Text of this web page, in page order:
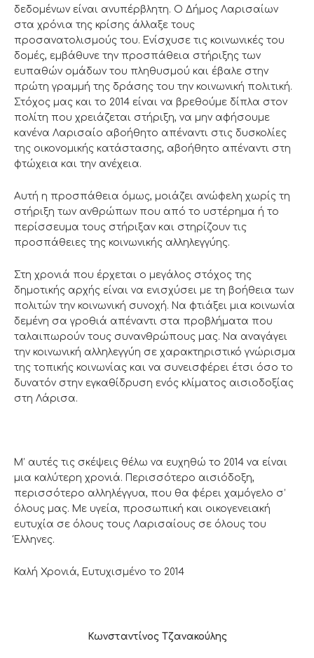
δεδομένων είναι ανυπέρβλητη. Ο Δήμος Λαρισαίων
στα χρόνια της κρίσης άλλαξε τους
προσανατολισμούς του. Ενίσχυσε τις κοινωνικές του
δομές, εμβάθυνε την προσπάθεια στήριξης των
ευπαθών ομάδων του πληθυσμού και έβαλε στην
πρώτη γραμμή της δράσης του την κοινωνική πολιτική.
Στόχος μας και το 2014 είναι να βρεθούμε δίπλα στον
πολίτη που χρειάζεται στήριξη, να μην αφήσουμε
κανένα Λαρισαίο αβοήθητο απέναντι στις δυσκολίες
της οικονομικής κατάστασης, αβοήθητο απέναντι στη
φτώχεια και την ανέχεια.
Αυτή η προσπάθεια όμως, μοιάζει ανώφελη χωρίς τη
στήριξη των ανθρώπων που από το υστέρημα ή το
περίσσευμα τους στήριξαν και στηρίζουν τις
προσπάθειες της κοινωνικής αλληλεγγύης.
Στη χρονιά που έρχεται ο μεγάλος στόχος της
δημοτικής αρχής είναι να ενισχύσει με τη βοήθεια των
πολιτών την κοινωνική συνοχή. Να φτιάξει μια κοινωνία
δεμένη σα γροθιά απέναντι στα προβλήματα που
ταλαιπωρούν τους συνανθρώπους μας. Να αναγάγει
την κοινωνική αλληλεγγύη σε χαρακτηριστικό γνώρισμα
της τοπικής κοινωνίας και να συνεισφέρει έτσι όσο το
δυνατόν στην εγκαθίδρυση ενός κλίματος αισιοδοξίας
στη Λάρισα.
Μ’ αυτές τις σκέψεις θέλω να ευχηθώ το 2014 να είναι
μια καλύτερη χρονιά. Περισσότερο αισιόδοξη,
περισσότερο αλληλέγγυα, που θα φέρει χαμόγελο σ’
όλους μας. Με υγεία, προσωπική και οικογενειακή
ευτυχία σε όλους τους Λαρισαίους σε όλους του
Έλληνες.
Καλή Χρονιά, Ευτυχισμένο το 2014
Κωνσταντίνος Τζανακούλης